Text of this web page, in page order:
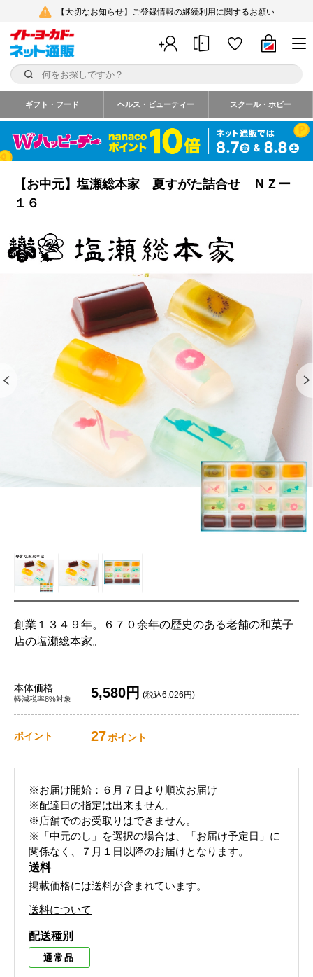
【大切なお知らせ】ご登録情報の継続利用に関するお願い
ギフト・フード ヘルス・ビューティー スクール・ホビー
【お中元】塩瀬総本家 夏すがた詰合せ ＮＺー
１６
創業１３４９年。６７０余年の歴史のある老舗の和菓子
店の塩瀬総本家。
本体価格
軽減税率8%対象 5,580円 (税込6,026円)
ポイント 27ポイント
※お届け開始：６月７日より順次お届け
※配達日の指定は出来ません。
※店舗でのお受取りはできません。
※「中元のし」を選択の場合は、「お届け予定日」に
関係なく、７月１日以降のお届けとなります。
送料
掲載価格には送料が含まれています。
送料について
配送種別
通常品